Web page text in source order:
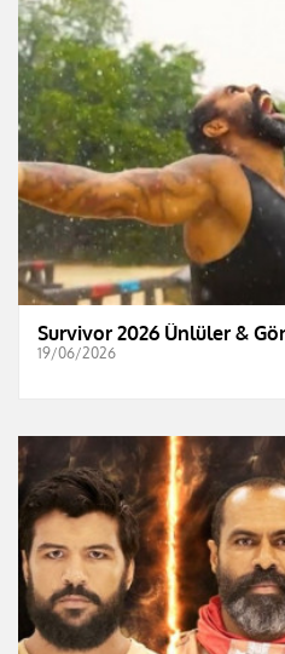
Survivor 2026 Ünlüler &
19/06/2026